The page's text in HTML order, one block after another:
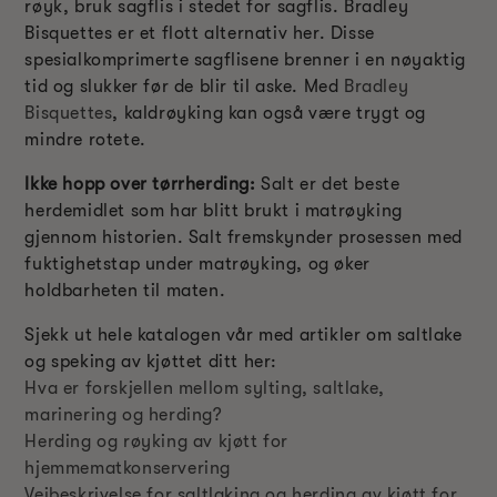
røyk, bruk sagflis i stedet for sagflis. Bradley
Bisquettes er et flott alternativ her. Disse
spesialkomprimerte sagflisene brenner i en nøyaktig
tid og slukker før de blir til aske. Med Bradley
Bisquettes, kaldrøyking kan også være trygt og
mindre rotete.
Ikke hopp over tørrherding: Salt er det beste
herdemidlet som har blitt brukt i matrøyking
gjennom historien. Salt fremskynder prosessen med
fuktighetstap under matrøyking, og øker
holdbarheten til maten.
Sjekk ut hele katalogen vår med artikler om saltlake
og speking av kjøttet ditt her:
Hva er forskjellen mellom sylting, saltlake,
marinering og herding?
Herding og røyking av kjøtt for
hjemmematkonservering